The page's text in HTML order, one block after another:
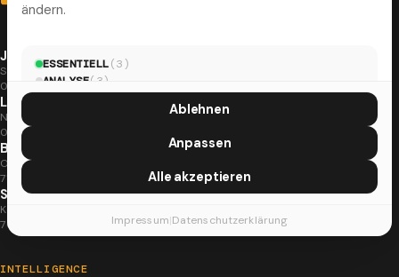
Jena
Steinweg 10
07743 Jena
Leipzig
Naumburger Str. 25
04229 Leipzig
Böblingen
Otto-Lilienthal-Straße 36
71034 Böblingen
Stuttgart
Kornbergstr. 44
70176 Stuttgart
INTELLIGENCE
ändern.
ESSENTIELL(3 )
ANALYSE( 3)
MARKETING(5)
Ablehnen
Anpassen
Alle akzeptieren
Impressum|Datenschutzerklärung